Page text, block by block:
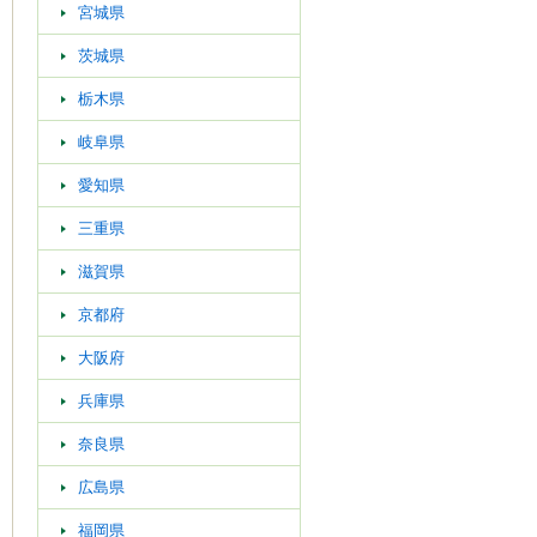
宮城県
茨城県
栃木県
岐阜県
愛知県
三重県
滋賀県
京都府
大阪府
兵庫県
奈良県
広島県
福岡県